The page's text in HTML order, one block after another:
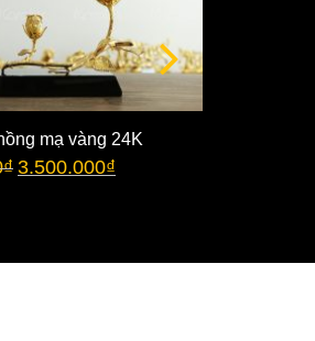
mạ vàng 24K
₫ 3.500.000₫